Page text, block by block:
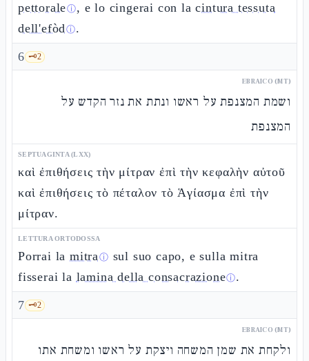
pettoraleⓘ, e lo cingerai con lacintura tessuta
dell'efòdⓘ.
6 🗝️2
EBRAICO (MT)
ושמת המצנפת על ראשו ונתת את נזר הקדש על
המצנפת
SEPTUAGINTA (LXX)
καὶ ἐπιθήσεις τὴν μίτραν ἐπὶ τὴν κεφαλὴν αὐτοῦ
καὶ ἐπιθήσεις τὸ πέταλον τὸ Ἁγίασμα ἐπὶ τὴν
μίτραν.
LETTURA ORTODOSSA
Porrai la mitraⓘ sul suo capo, e sulla mitra
fisserai la lamina della consacrazioneⓘ.
7 🗝️2
EBRAICO (MT)
ולקחת את שמן המשחה ויצקת על ראשו ומשחת אתו